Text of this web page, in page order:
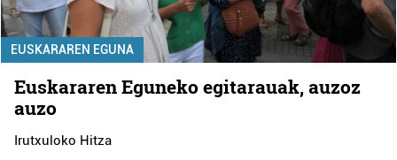
EUSKARAREN EGUNA
Euskararen Eguneko egitarauak, auzoz
auzo
Irutxuloko Hitza